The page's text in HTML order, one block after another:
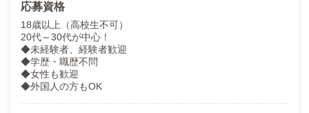
応募資格
18歳以上（高校生不可）
20代～30代が中心！
◆未経験者、経験者歓迎
◆学歴・職歴不問
◆女性も歓迎
◆外国人の方もOK